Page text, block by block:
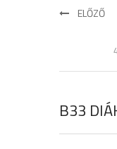
ELŐZŐ
B33